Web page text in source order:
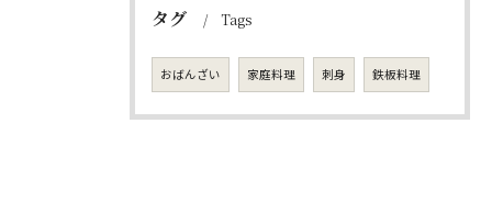
タグ Tags
おばんざい 家庭料理 刺身 鉄板料理